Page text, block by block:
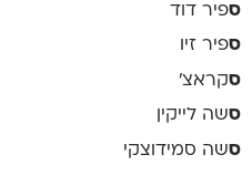
ספיר דוד
ספיר זיו
סקראצ׳
סשה לייקין
סשה סמידוצקי